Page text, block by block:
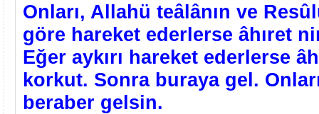
Onları, Allahü teâlânın ve
göre hareket ederlerse âhıret
Eğer aykırı hareket ederlerse
korkut. Sonra buraya gel.
beraber gelsin.